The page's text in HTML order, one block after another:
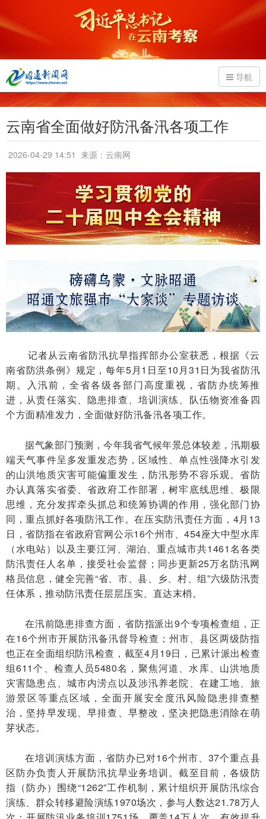
导航
云南省全面做好防汛备汛各项工作
2026-04-29 14:51 来源：云南网
记者从云南省防汛抗旱指挥部办公室获悉，根据《云
南省防洪条例》规定，每年5月1日至10月31日为我省防汛
期。入汛前，全省各级各部门高度重视，省防办统筹推
进，从责任落实、隐患排查、培训演练、队伍物资准备四
个方面精准发力，全面做好防汛备汛各项工作。
据气象部门预测，今年我省气候年景总体较差，汛期极
端天气事件呈多发重发态势，区域性、单点性强降水引发
的山洪地质灾害可能偏重发生，防汛形势不容乐观。省防
办认真落实省委、省政府工作部署，树牢底线思维、极限
思维，充分发挥牵头抓总和统筹协调的作用，强化部门协
同，重点抓好各项防汛工作。在压实防汛责任方面，4月13
日，省防指在省政府官网公示16个州市、454座大中型水库
（水电站）以及主要江河、湖泊、重点城市共1461名各类
防汛责任人名单，接受社会监督；同步更新25万名防汛网
格员信息，健全完善“省、市、县、乡、村、组”六级防汛责
任体系，推动防汛责任层层压实、直达末梢。
在汛前隐患排查方面，省防指派出9个专项检查组，正
在16个州市开展防汛备汛督导检查；州市、县区两级防指
也正在全面组织防汛检查，截至4月19日，已累计派出检查
组611个、检查人员5480名，聚焦河道、水库、山洪地质
灾害隐患点、城市内涝点以及涉汛养老院、在建工地、旅
游景区等重点区域，全面开展安全度汛风险隐患排查整
治，坚持早发现、早排查、早整改，坚决把隐患消除在萌
芽状态。
在培训演练方面，省防办已对16个州市、37个重点县
区防办负责人开展防汛抗旱业务培训。截至目前，各级防
指（防办）围绕“1262”工作机制，累计组织开展防汛综合
演练、群众转移避险演练1970场次，参与人数达21.78万人